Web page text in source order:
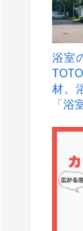
浴室
材。
「浴